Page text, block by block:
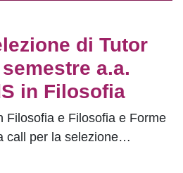
di Tutor
a.a.
in Filosofia
Filosofia e Filosofia e Forme
call per la selezione…